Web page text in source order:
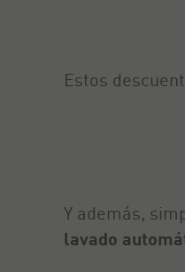
Estos
Y además,
lavado